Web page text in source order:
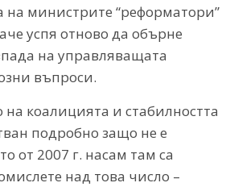
на министрите “реформатори”
успя отново да обърне
на управляващата
въпроси.
коалицията и стабилността
подробно защо не е
от 2007 г. насам там са
над това число –